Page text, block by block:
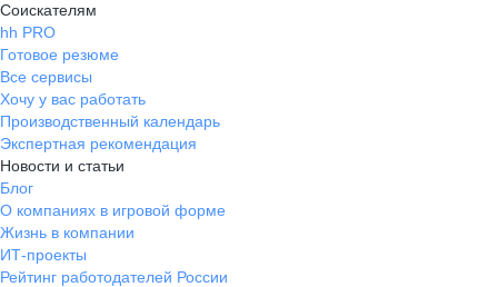
Соискателям
hh PRO
Готовое резюме
Все сервисы
Хочу у вас работать
Производственный календарь
Экспертная рекомендация
Новости и статьи
Блог
О компаниях в игровой форме
Жизнь в компании
ИТ-проекты
Рейтинг работодателей России